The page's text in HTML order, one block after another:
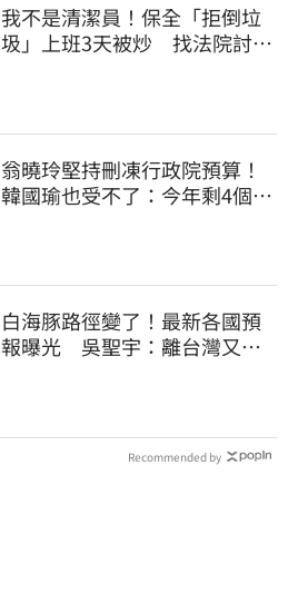
我不是清潔員！保全「拒倒垃
圾」上班3天被炒 找法院討公
翁曉玲堅持刪凍行政院預算！
韓國瑜也受不了：今年剩4個月
白海豚路徑變了！最新各國預
報曝光 吳聖宇：離台灣又更
Recommended by